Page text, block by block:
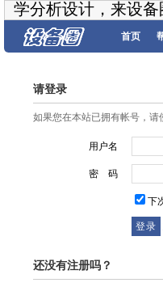
学分析设计，来设
首页
请登录
如果您在本站已拥有帐号，
用户名
密 码
下
还没有注册吗？